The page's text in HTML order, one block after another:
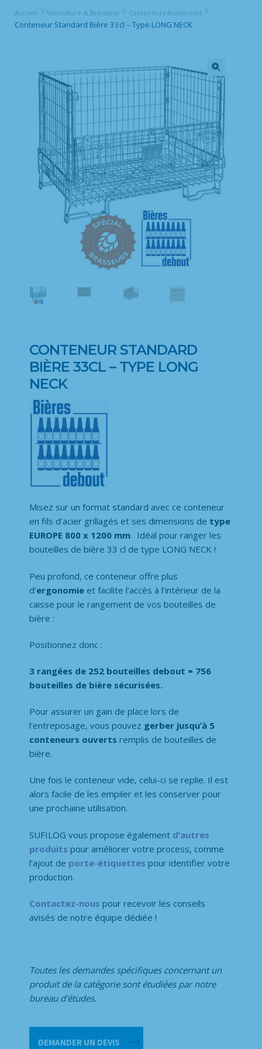
Accueil Viniculture & Brasserie Conteneurs Brassicoles
Conteneur Standard Bière 33cl – Type LONG NECK
CONTENEUR STANDARD
BIÈRE 33CL – TYPE LONG
NECK
Misez sur un format standard avec ce conteneur
en fils d’acier grillagés et ses dimensions de type
EUROPE 800 x 1200 mm. Idéal pour ranger les
bouteilles de bière 33 cl de type LONG NECK !
Peu profond, ce conteneur offre plus
d’ergonomie et facilite l’accès à l’intérieur de la
caisse pour le rangement de vos bouteilles de
bière :
Positionnez donc :
3 rangées de 252 bouteilles debout = 756
bouteilles de bière sécurisées.
Pour assurer un gain de place lors de
l’entreposage, vous pouvez gerber jusqu’à 5
conteneurs ouverts remplis de bouteilles de
bière.
Une fois le conteneur vide, celui-ci se replie. Il est
alors facile de les empiler et les conserver pour
une prochaine utilisation.
SUFILOG vous propose également d’autres
produits pour améliorer votre process, comme
l’ajout de porte-étiquettes pour identifier votre
production.
Contactez-nous pour recevoir les conseils
avisés de notre équipe dédiée !
Toutes les demandes spécifiques concernant un
produit de la catégorie sont étudiées par notre
bureau d’études.
DEMANDER UN DEVIS